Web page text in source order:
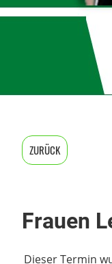
ZURÜCK
Frauen
Dieser Termin